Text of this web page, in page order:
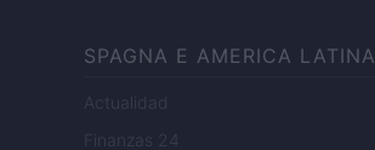
SPAGNA E AMERICA LATINA
Actualidad
Finanzas 24